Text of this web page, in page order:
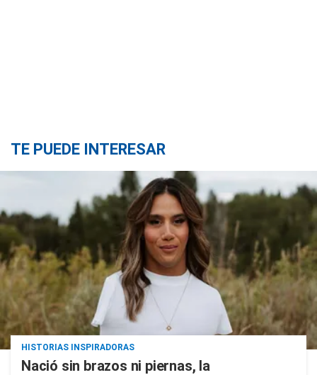
TE PUEDE INTERESAR
HISTORIAS INSPIRADORAS
Nació sin brazos ni piernas, la